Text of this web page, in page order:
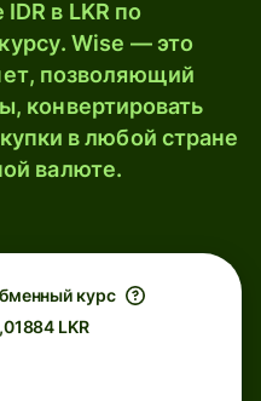
в LKR по
Wise — это
позволяющий
конвертировать
в любой стране
валюте.
курс
LKR